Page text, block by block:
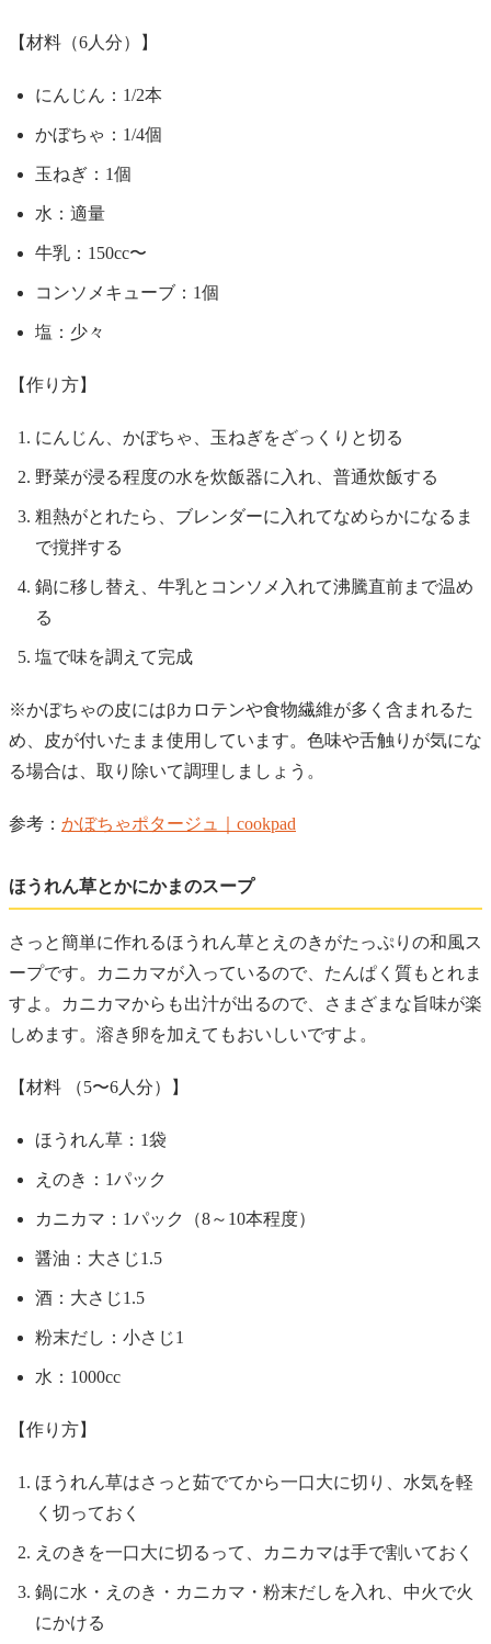
【材料（6人分）】
にんじん：1/2本
かぼちゃ：1/4個
玉ねぎ：1個
水：適量
牛乳：150cc〜
コンソメキューブ：1個
塩：少々
【作り方】
にんじん、かぼちゃ、玉ねぎをざっくりと切る
野菜が浸る程度の水を炊飯器に入れ、普通炊飯する
粗熱がとれたら、ブレンダーに入れてなめらかになるま
で撹拌する
鍋に移し替え、牛乳とコンソメ入れて沸騰直前まで温め
る
塩で味を調えて完成
※かぼちゃの皮にはβカロテンや食物繊維が多く含まれるた
め、皮が付いたまま使用しています。色味や舌触りが気にな
る場合は、取り除いて調理しましょう。
参考： かぼちゃポタージュ｜cookpad
ほうれん草とかにかまのスープ
さっと簡単に作れるほうれん草とえのきがたっぷりの和風ス
ープです。カニカマが入っているので、たんぱく質もとれま
すよ。カニカマからも出汁が出るので、さまざまな旨味が楽
しめます。溶き卵を加えてもおいしいですよ。
【材料 （5〜6人分）】
ほうれん草：1袋
えのき：1パック
カニカマ：1パック（8～10本程度）
醤油：大さじ1.5
酒：大さじ1.5
粉末だし：小さじ1
水：1000cc
【作り方】
ほうれん草はさっと茹でてから一口大に切り、水気を軽
く切っておく
えのきを一口大に切るって、カニカマは手で割いておく
鍋に水・えのき・カニカマ・粉末だしを入れ、中火で火
にかける